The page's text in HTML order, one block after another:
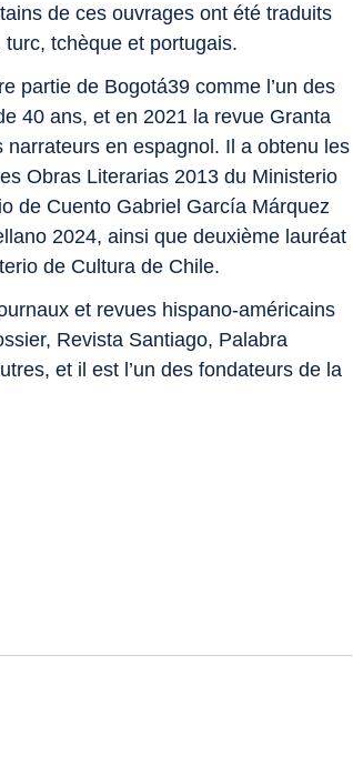
de ces ouvrages ont été traduits
tchèque et portugais.
partie de Bogotá39 comme l’un des
40 ans, et en 2021 la revue Granta
narrateurs en espagnol. Il a obtenu les
Obras Literarias 2013 du Ministerio
de Cuento Gabriel García Márquez
2024, ainsi que deuxième lauréat
de Cultura de Chile.
et revues hispano-américains
Revista Santiago, Palabra
et il est l’un des fondateurs de la